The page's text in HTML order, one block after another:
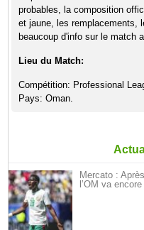
probables, la composition
et jaune, les remplacements,
beaucoup d'info sur le match
Lieu du Match:
Compétition: Professional
Pays: Oman.
Mercato :
l’OM va